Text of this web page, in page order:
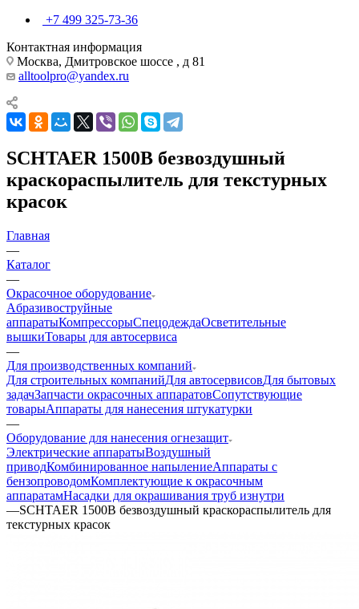
+7 499 325-73-36
Контактная информация
Москва, Дмитровское шоссе , д 81
alltoolpro@yandex.ru
SCHTAER 1500B безвоздушный
краскораспылитель для текстурных
красок
Главная
—
Каталог
—
Окрасочное оборудование
Aбразивоструйные
аппаратыКомпрессорыСпецодеждаОсветительные
вышкиТовары для автосервиса
—
Для производственных компаний
Для строительных компанийДля автосервисовДля бытовых
задачЗапчасти окрасочных аппаратовСопутствующие
товарыАппараты для нанесения штукатурки
—
Оборудование для нанесения огнезащит
Электрические аппаратыВоздушный
приводКомбинированное напылениеАппараты с
бензопроводомКомплектующие к окрасочным
аппаратамНасадки для окрашивания труб изнутри
—SCHTAER 1500B безвоздушный краскораспылитель для
текстурных красок